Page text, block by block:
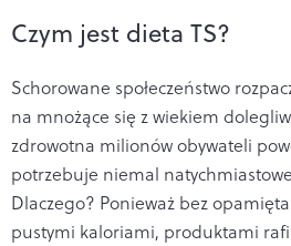
Czym jest dieta TS?
Schorowane społeczeństwo
na mnożące się z wiekiem
zdrowotna milionów obywateli
potrzebuje niemal
Dlaczego? Ponieważ bez
pustymi kaloriami, produktami